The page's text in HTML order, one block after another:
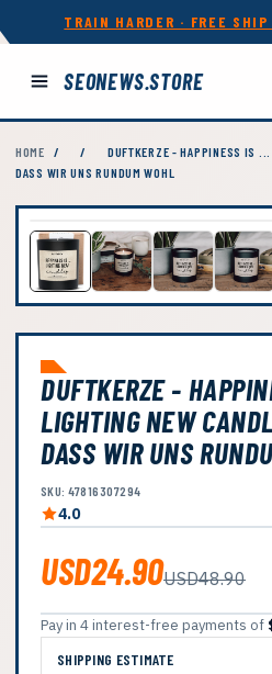
TRAIN HARDER · FREE
SEONEWS.STORE
HOME / /
DUFTKERZE - HAPPINESS IS ...
DASS WIR UNS RUNDUM WOHL
DUFTKERZE -
LIGHTING NEW
DASS WIR UNS
SKU: 47816307294
4.0
USD24.90USD48.90
Pay in 4 interest-free payments of
SHIPPING ESTIMATE